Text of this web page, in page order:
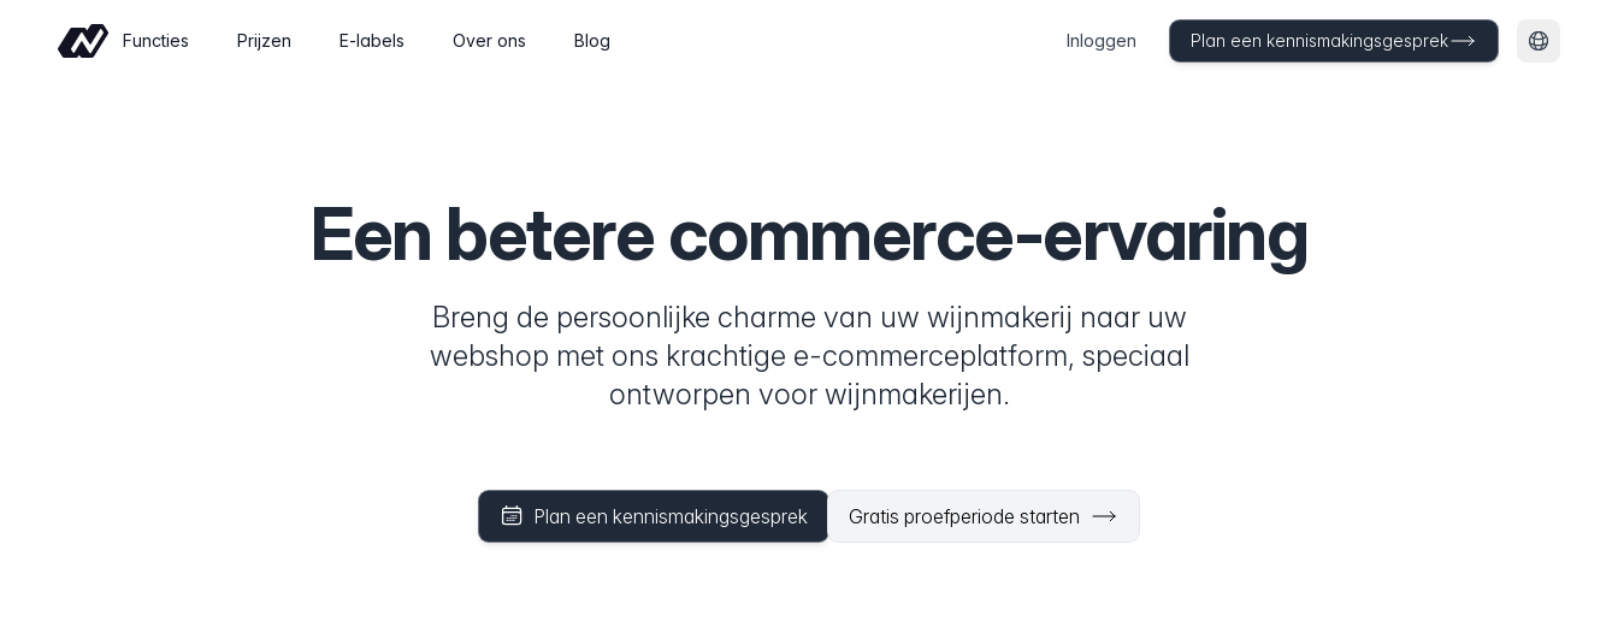
Functies
Sell tickets and manage tastings and
CMS
Build pages and a blog, or go headless
API & Web Components
Integrate Marzipan in the way that suits
you
Prijzen E-labels Over ons Blog Inloggen Plan een kennismakingsgesprek Taal
Een betere commerce-ervaring
Breng de persoonlijke charme van uw wijnmakerij naar uw
webshop met ons krachtige e-commerceplatform, speciaal
ontworpen voor wijnmakerijen.
Plan een kennismakingsgesprek Gratis proefperiode starten